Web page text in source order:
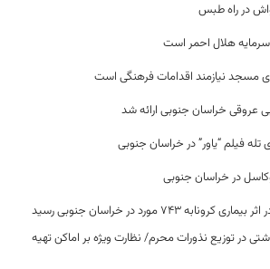
در راه طبس
سرمایه هلال احمر است
مسجد نیازمند اقدامات فرهنگی است
تله فیلم “یاور” در خراسان جنوبی
در خراسان جنوبی
743 مورد در خراسان جنوبی رسید
در توزیع نذورات محرم/ نظارت ویژه بر اماکن تهیه